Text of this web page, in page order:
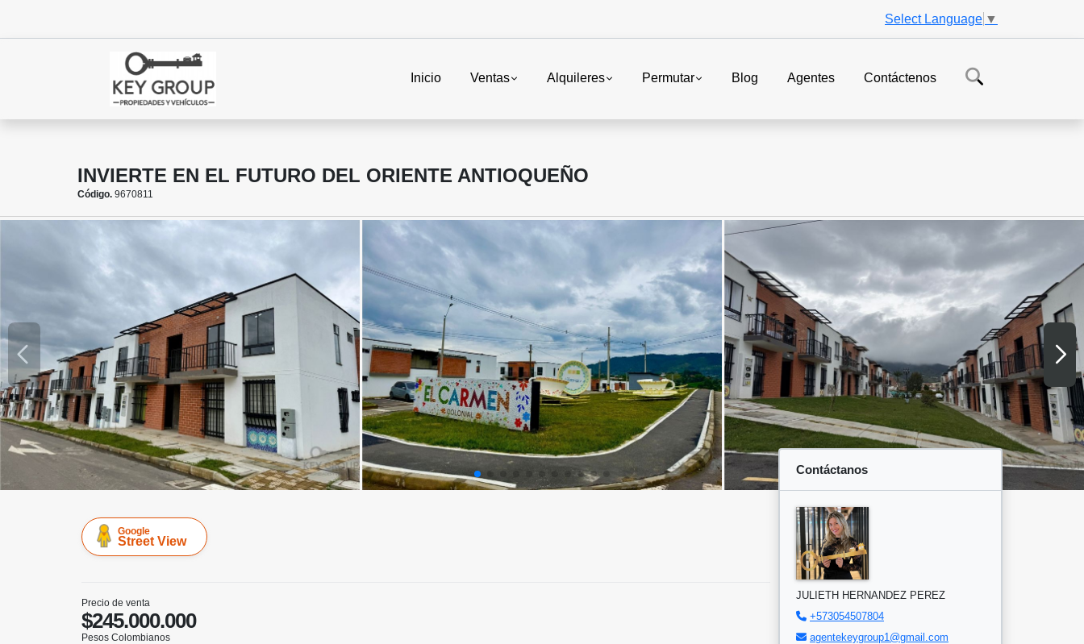
Select Language ▼
Inicio Ventas Alquileres Permutar Blog Agentes Contáctenos
INVIERTE EN EL FUTURO DEL ORIENTE ANTIOQUEÑO
Código. 9670811
Google
Street View
Precio de venta
$245.000.000
Pesos Colombianos
Contáctanos
JULIETH HERNANDEZ PEREZ
+573054507804
agentekeygroup1@gmail.com